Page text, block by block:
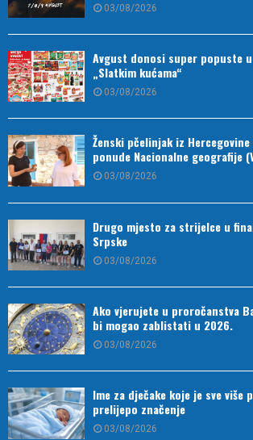
03/08/2026
Avgust donosi super popuste
„Slatkim kućama“
03/08/2026
Ženski pčelinjak iz
ponude Nacionalne geografije
03/08/2026
Drugo mjesto za strijelce u
Srpske
03/08/2026
Ako vjerujete u proročanstva
bi mogao zablistati u 2026.
03/08/2026
Ime za dječake koje je sve više
prelijepo značenje
03/08/2026